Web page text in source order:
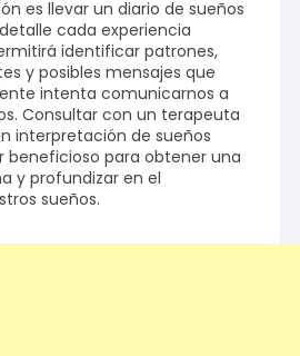
es llevar un diario de sueños
cada experiencia
identificar patrones,
y posibles mensajes que
intenta comunicarnos a
Consultar con un terapeuta
interpretación de sueños
beneficioso para obtener una
y profundizar en el
sueños.